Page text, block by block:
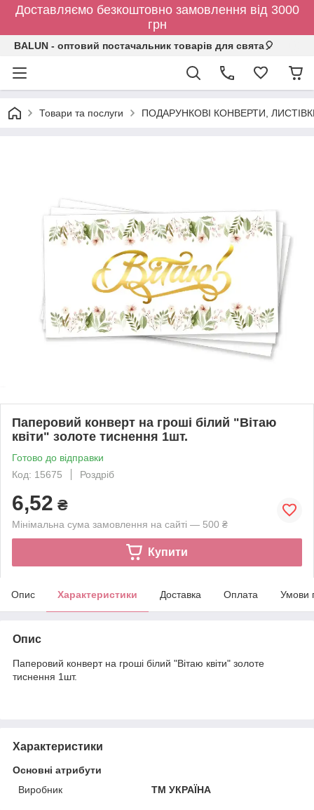
Доставляємо безкоштовно замовлення від 3000
грн
BALUN - оптовий постачальник товарів для свята🎈
Товари та послуги ПОДАРУНКОВІ КОНВЕРТИ,
Паперовий конверт на гроші білий "Вітаю
квіти" золоте тиснення 1шт.
Готово до відправки
Код: 15675
Роздріб
6,52 ₴
Мінімальна сума замовлення на сайті — 500 ₴
Купити
Опис Характеристики Доставка Оплата Умови
Опис
Паперовий конверт на гроші білий "Вітаю квіти" золоте
тиснення 1шт.
Характеристики
Основні атрибути
Виробник
ТМ УКРАЇНА